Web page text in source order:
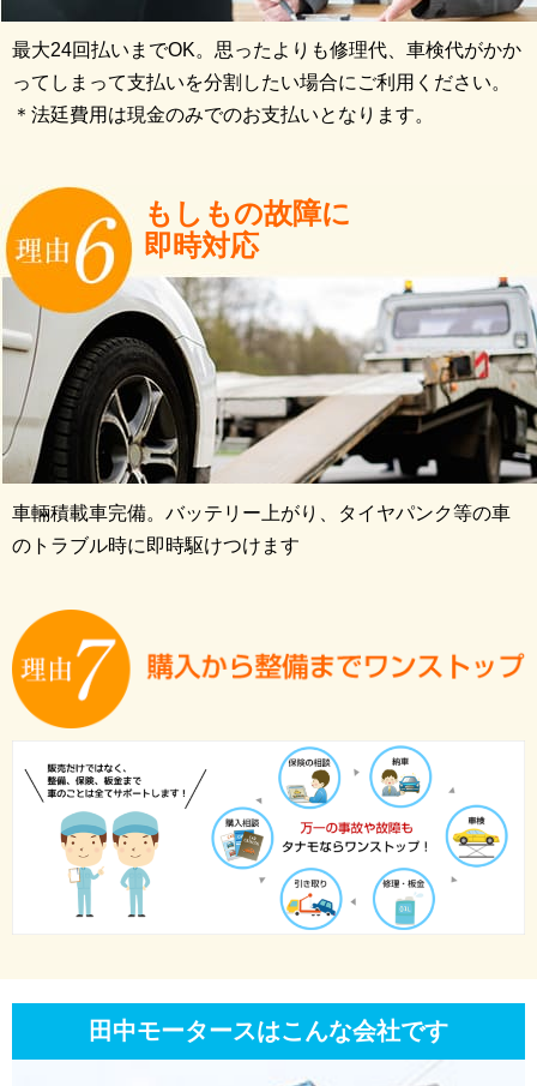
最大24回払いまでOK。思ったよりも修理代、車検代がかか
ってしまって支払いを分割したい場合にご利用ください。
＊法廷費用は現金のみでのお支払いとなります。
もしもの故障に
即時対応
車輛積載車完備。バッテリー上がり、タイヤパンク等の車
のトラブル時に即時駆けつけます
田中モータースはこんな会社です